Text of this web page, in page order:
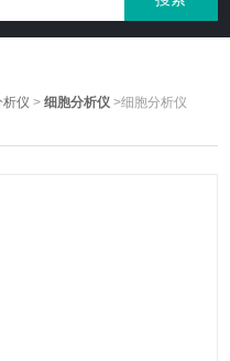
析仪 >细胞分析仪 >细胞分析仪